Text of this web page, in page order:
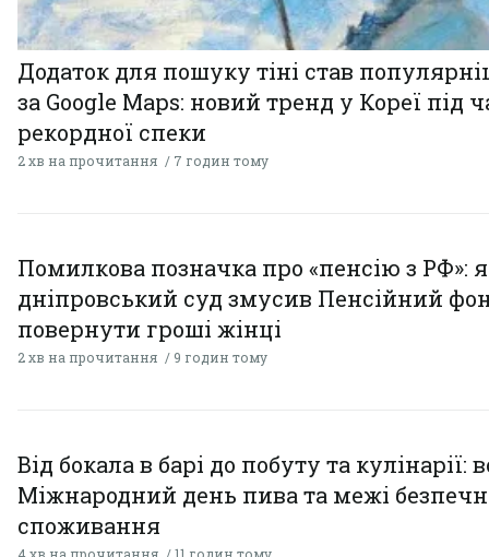
Додаток для пошуку тіні став
за Google Maps: новий тренд у Кореї під
рекордної спеки
2 хв на прочитання 7 годин тому
Помилкова позначка про «пенсію з РФ»:
дніпровський суд змусив Пенсійний
повернути гроші жінці
2 хв на прочитання 9 годин тому
Від бокала в барі до побуту та кулінарії:
Міжнародний день пива та межі
споживання